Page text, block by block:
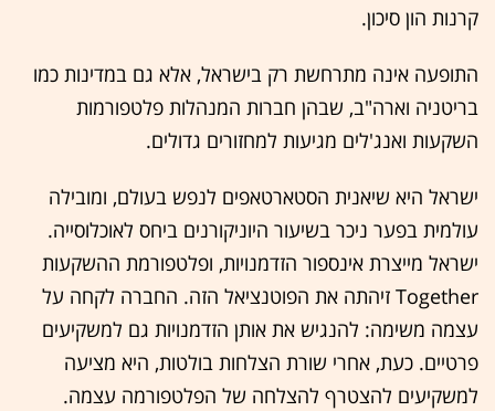
קרנות הון סיכון.
התופעה אינה מתרחשת רק בישראל, אלא גם במדינות כמו
בריטניה וארה"ב, שבהן חברות המנהלות פלטפורמות
השקעות ואנג'לים מגיעות למחזורים גדולים.
ישראל היא שיאנית הסטארטאפים לנפש בעולם, ומובילה
עולמית בפער ניכר בשיעור היוניקורנים ביחס לאוכלוסייה.
ישראל מייצרת אינספור הזדמנויות, ופלטפורמת ההשקעות
Together זיהתה את הפוטנציאל הזה. החברה לקחה על
עצמה משימה: להנגיש את אותן הזדמנויות גם למשקיעים
פרטיים. כעת, אחרי שורת הצלחות בולטות, היא מציעה
למשקיעים להצטרף להצלחה של הפלטפורמה עצמה.